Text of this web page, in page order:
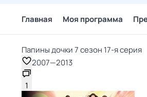
Главная Моя программа
Папины дочки 7 сезон 17-я серия
2007—2013
1